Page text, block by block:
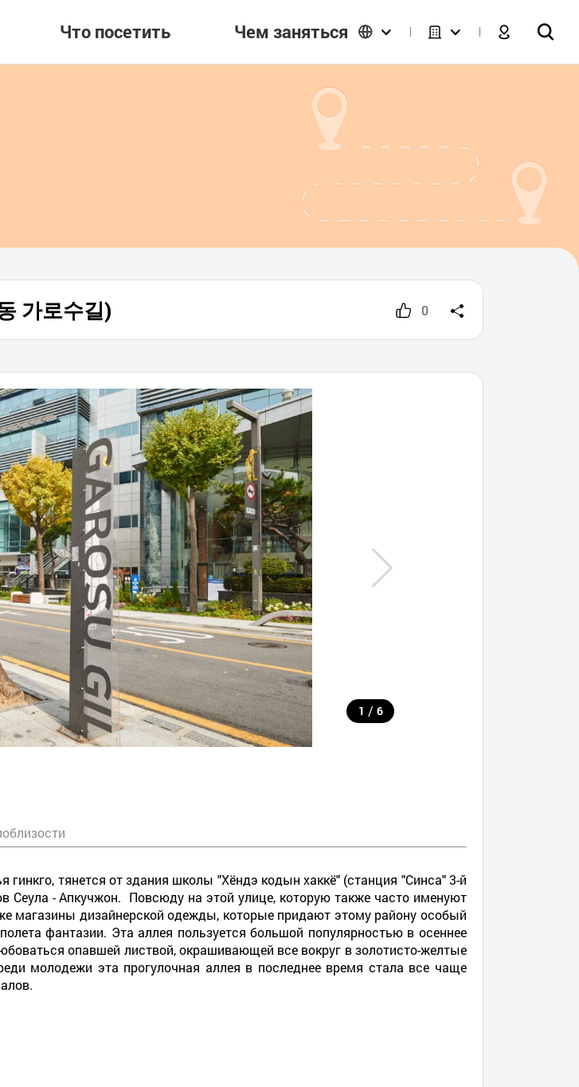
Что посетить Чем заняться
가로수길) 0
1 / 6
гинкго, тянется от здания школы "Хёндэ кодын хаккё" (станция "Синса" 3-й
Сеула - Апкучжон. Повсюду на этой улице, которую также часто именуют
магазины дизайнерской одежды, которые придают этому району особый
фантазии. Эта аллея пользуется большой популярностью в осеннее
опавшей листвой, окрашивающей все вокруг в золотисто-желтые
молодежи эта прогулочная аллея в последнее время стала все чаще